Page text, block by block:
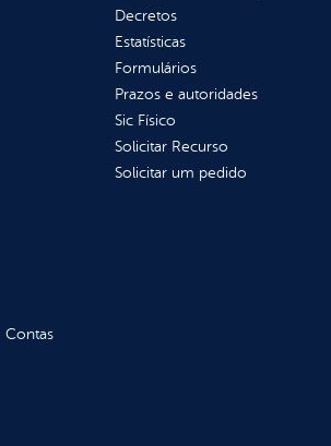
Contas
Decretos
Estatísticas
Formulários
Prazos e autoridades
Sic Físico
Solicitar Recurso
Solicitar um pedido